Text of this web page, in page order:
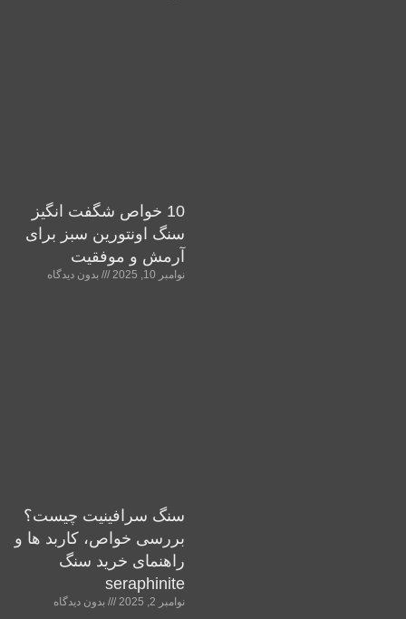
10 خواص شگفت انگیز
سنگ اونتورین سبز برای
آرمش و موفقیت
نوامبر 10, 2025 بدون دیدگاه
سنگ سرافینیت چیست؟
بررسی خواص، کاربد ها و
راهنمای خرید سنگ
seraphinite
نوامبر 2, 2025 بدون دیدگاه